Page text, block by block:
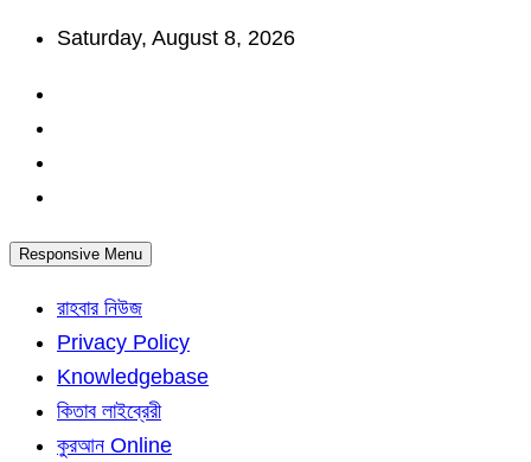
Skip
content
Saturday, August 8, 2026
Responsive Menu
রাহবার নিউজ
Privacy Policy
Knowledgebase
কিতাব লাইব্রেরী
কুরআন Online